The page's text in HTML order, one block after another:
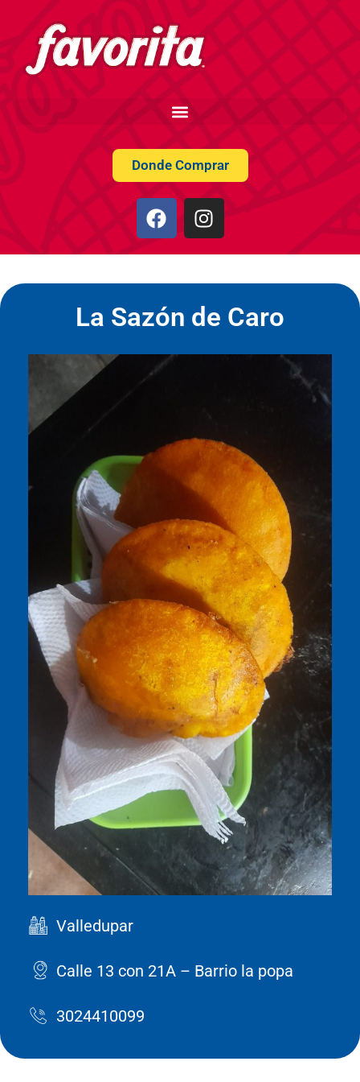
Donde Comprar
La Sazón de Caro
Valledupar
Calle 13 con 21A – Barrio la popa
3024410099